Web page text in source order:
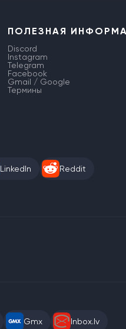
ПОЛЕЗНАЯ
Discord
Instagram
Telegram
Facebook
Gmail / Google
Термины
LinkedIn Reddit
Gmx Inbox.lv